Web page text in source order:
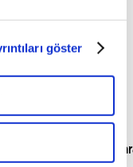
göster
diye düşünme.
ile anında